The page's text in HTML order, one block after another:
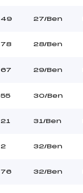
49 27/Ben
78 28/Ben
67 29/Ben
55 30/Ben
21 31/Ben
2 32/Ben
76 32/Ben